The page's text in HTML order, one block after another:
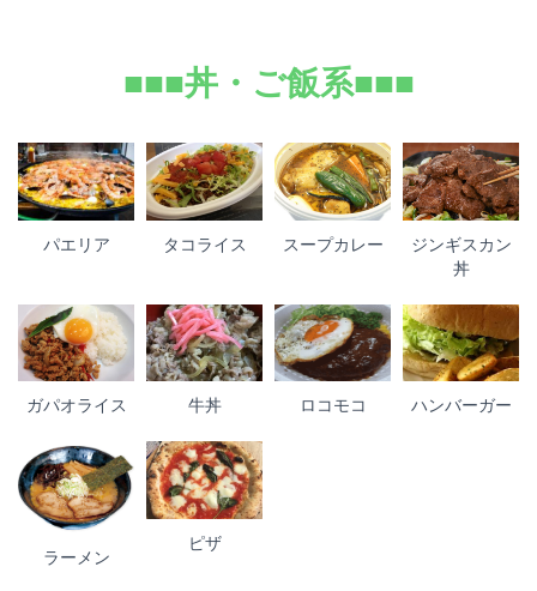
■■■丼・ご飯系■■■
パエリア タコライス スープカレー
ジンギスカン
丼
ガパオライス 牛丼 ロコモコ ハンバーガー
ラーメン
ピザ